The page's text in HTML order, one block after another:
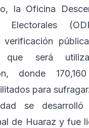
la Oficina
Electorales
verificación
que será
donde
para sufragar.
se
de Huaraz y fue